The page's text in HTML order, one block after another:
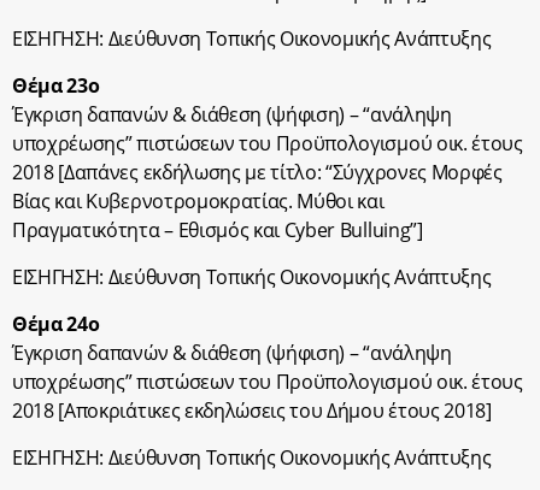
ΕΙΣΗΓΗΣΗ: Διεύθυνση Τοπικής Οικονομικής Ανάπτυξης
Θέμα 23ο
Έγκριση δαπανών & διάθεση (ψήφιση) – “ανάληψη
υποχρέωσης” πιστώσεων του Προϋπολογισμού οικ. έτους
2018 [Δαπάνες εκδήλωσης με τίτλο: “Σύγχρονες Μορφές
Βίας και Κυβερνοτρομοκρατίας. Μύθοι και
Πραγματικότητα – Εθισμός και Cyber Bulluing”]
ΕΙΣΗΓΗΣΗ: Διεύθυνση Τοπικής Οικονομικής Ανάπτυξης
Θέμα 24ο
Έγκριση δαπανών & διάθεση (ψήφιση) – “ανάληψη
υποχρέωσης” πιστώσεων του Προϋπολογισμού οικ. έτους
2018 [Αποκριάτικες εκδηλώσεις του Δήμου έτους 2018]
ΕΙΣΗΓΗΣΗ: Διεύθυνση Τοπικής Οικονομικής Ανάπτυξης